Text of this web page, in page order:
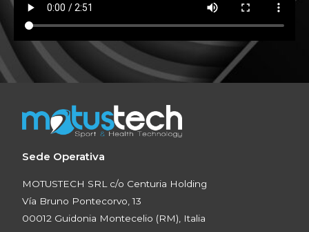
Sede Operativa
MOTUSTECH SRL c/o Centuria Holding
Vía Bruno Pontecorvo, 13
00012 Guidonia Montecelio (RM), Italia